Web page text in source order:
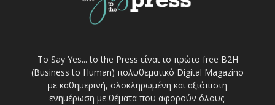
Το Say Yes... to the Press είναι το πρώτο free Β2Η
(Business to Human) πολυθεματικό Digital Magazino
με καθημερινή, ολοκληρωμένη και αξιόπιστη
ενημέρωση με θέματα που αφορούν όλους.